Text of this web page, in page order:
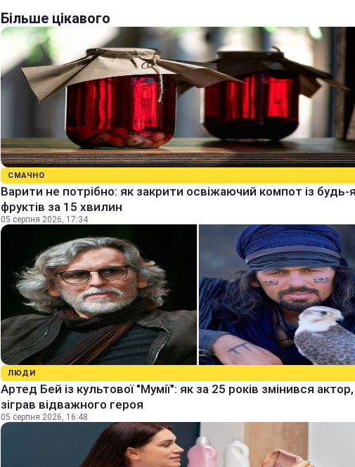
Більше цікавого
СМАЧНО
Варити не потрібно: як закрити освіжаючий компот із будь-
фруктів за 15 хвилин
05 серпня 2026, 17:34
ЛЮДИ
Артед Бей із культової "Мумії": як за 25 років змінився
зіграв відважного героя
05 серпня 2026, 16:48